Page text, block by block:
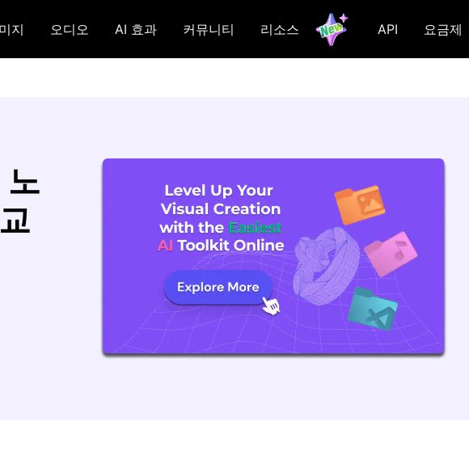
지 오디오 AI 효과 커뮤니티 리소스 API 요금제